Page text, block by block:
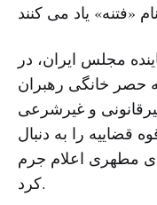
مجلس ایران، در
خانگی رهبران
و غیرشرعی
قضاییه را به دنبال
مطهری اعلام جرم
کرد.